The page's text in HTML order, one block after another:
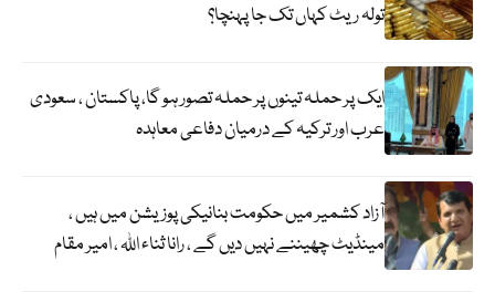
تولہ ریٹ کہاں تک جا پہنچا؟
ایک پر حملہ تینوں پر حملہ تصور ہو گا، پاکستان ، سعودی
عرب اور ترکیہ کے درمیان دفاعی معاہدہ
آزاد کشمیر میں حکومت بنانیکی پوزیشن میں ہیں ،
مینڈیٹ چھیننے نہیں دیں گے ، رانا ثناء اللہ ، امیر مقام